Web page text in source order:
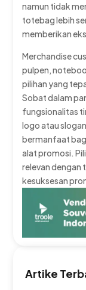
namun tidak
totebag lebih
memberikan
Merchandise
pulpen,
pilihan yang
Sobat dalam
fungsionalitas
logo atau
bermanfaat
alat promosi.
relevan dengan
kesuksesan
Artike